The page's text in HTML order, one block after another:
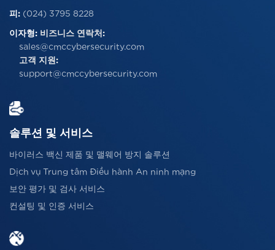
피: (024) 3795 8228
이자형: 비즈니스 연락처:
sales@cmccybersecurity.com
고객 지원:
support@cmccybersecurity.com
솔루션 및 서비스
바이러스 백신 제품 및 맬웨어 방지 솔루션
Dịch vụ Trung tâm Điều hành An ninh mạng
보안 평가 및 검사 서비스
컨설팅 및 인증 서비스